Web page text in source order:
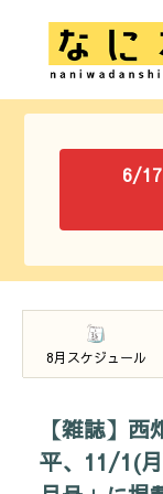
6/
8月スケジュール
【雑誌】
平、11/1(